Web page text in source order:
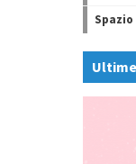
Spazio